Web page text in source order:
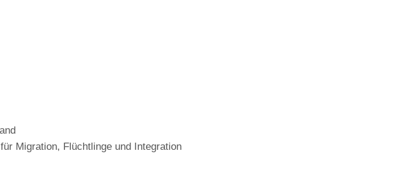
Migration, Flüchtlinge und Integration